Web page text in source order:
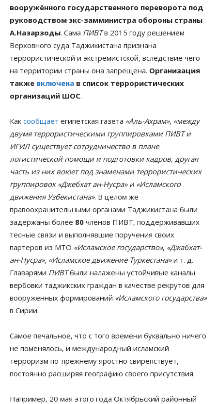
вооружённого государственного переворота под
руководством экс-замминистра обороны страны
А.Назарзоды. Сама ПИВТв 2015 году решением
Верховного суда Таджикистана признана
террористической и экстремистской, вследствие чего
на территории страны она запрещена. Организация
также включена в список террористических
организаций ШОС.
Как сообщает египетская газета «Аль-Ахрам», «между
двумя террористическими группировками ПИВТ и
ИГИЛ существует сотрудничество в плане
логистической помощи и подготовки кадров, другая
часть из них воюет под знаменами террористических
группировок «Джебхат ан-Нусра» и «Исламского
движения Узбекистана». В целом же
правоохранительными органами Таджикистана были
задержаны более 80 членов ПИВТ, поддерживавших
тесные связи и выполнявшие поручения своих
партеров из МТО «Исламское государство», «Джабхат-
ан-Нycpa», «Исламское движение Туркестана»и т. д.
Главарями ПИВТбыли налажены устойчивые каналы
вербовки таджикских граждан в качестве рекрутов для
вооруженных формирований «Исламского государства»
в Сирии.
Самое печальное, что с того времени буквально ничего
не поменялось, и международный исламский
терроризм по-прежнему яростно свирепствует,
постоянно расширяя географию своего присутствия.
Например, 20 мая этого года Октябрьский районный